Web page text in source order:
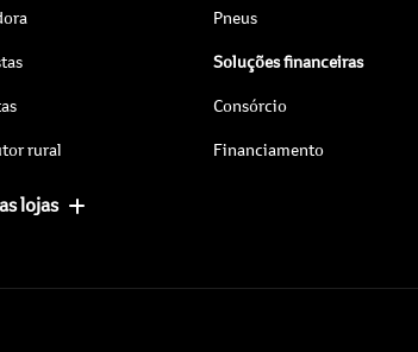
rural
Pneus
Soluções financeiras
Consórcio
Financiamento
lojas